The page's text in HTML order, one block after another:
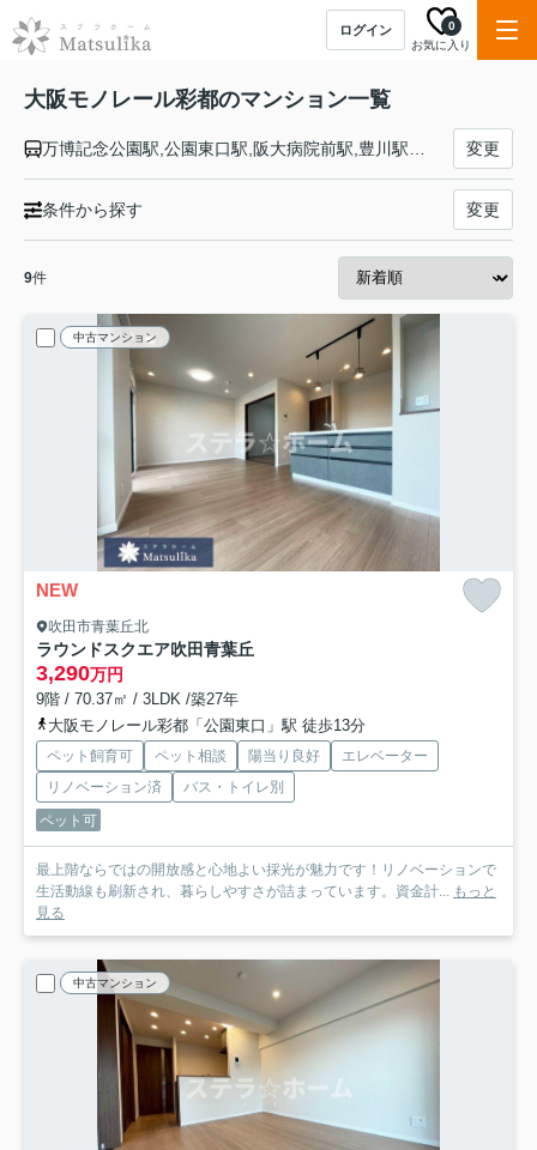
ログイン
お気に入り
0
大阪モノレール彩都のマンション一覧
変更
条件から探す 変更
9件
中古マンション
NEW
吹田市青葉丘北
ラウンドスクエア吹田青葉丘
3,290万円
9階 / 70.37㎡ / 3LDK /築27年
大阪モノレール彩都「公園東口」駅 徒歩13分
ペット飼育可 ペット相談 陽当り良好
エレベーター
リノベーション済
バス・トイレ別
ペット可
最上階ならではの開放感と心地よい採光が魅力です！リノベーションで
生活動線も刷新され、暮らしやすさが詰まっています。資金計... もっと
見る
中古マンション